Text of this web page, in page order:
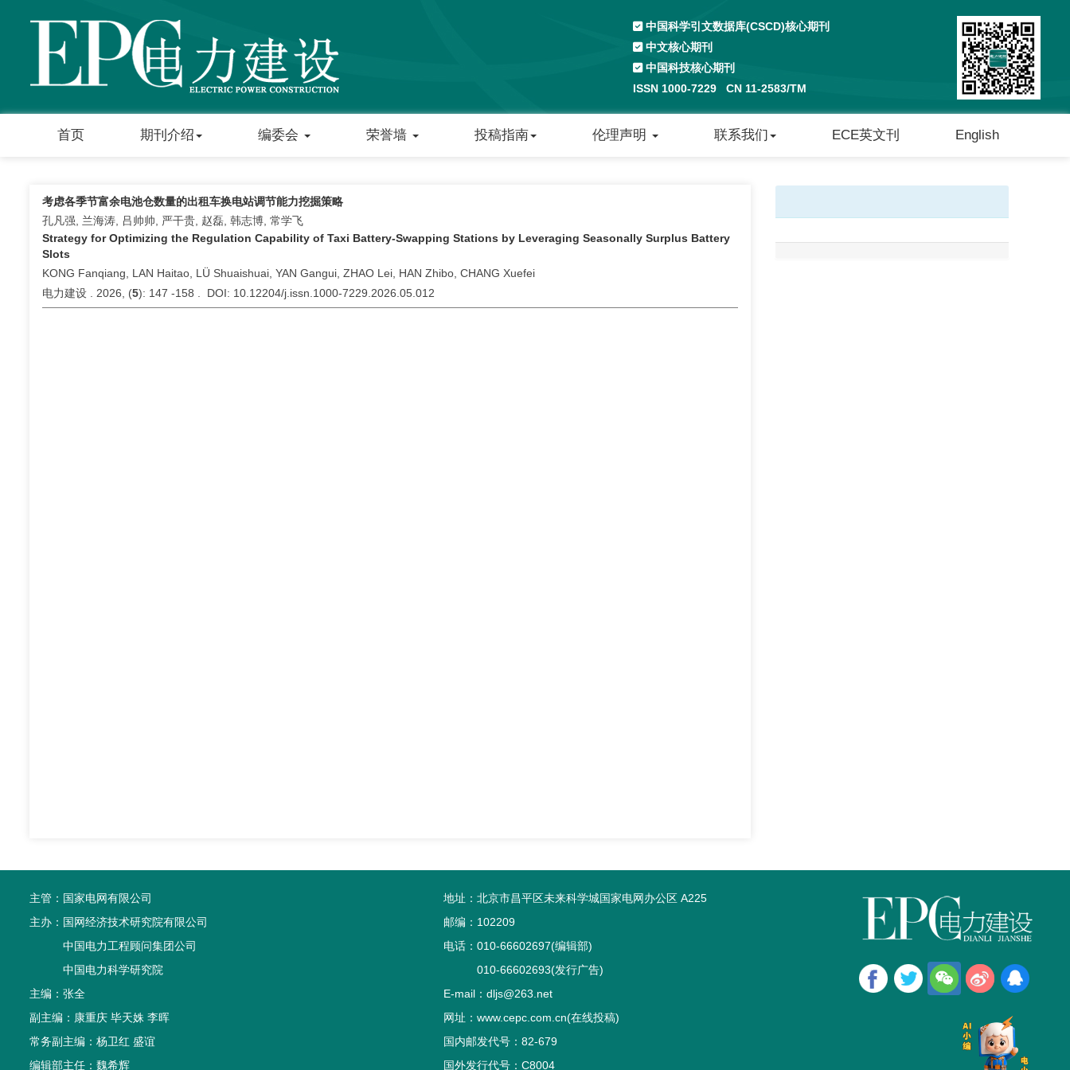
中国科学引文数据库(CSCD)核心期刊
中文核心期刊
中国科技核心期刊
ISSN 1000-7229 CN 11-2583/TM
首页 期刊介绍 编委会 荣誉墙 投稿指南 伦理声明 联系我们 ECE英文刊 English
考虑各季节富余电池仓数量的出租车换电站调节能力挖掘策略
孔凡强, 兰海涛, 吕帅帅, 严干贵, 赵磊, 韩志博, 常学飞
Strategy for Optimizing the Regulation Capability of Taxi Battery-Swapping Stations by Leveraging Seasonally Surplus Battery
Slots
KONG Fanqiang, LAN Haitao, LÜ Shuaishuai, YAN Gangui, ZHAO Lei, HAN Zhibo, CHANG Xuefei
电力建设 . 2026, (5): 147 -158 . DOI: 10.12204/j.issn.1000-7229.2026.05.012
主管： 国家电网有限公司
主办： 国网经济技术研究院有限公司
中国电力工程顾问集团公司
中国电力科学研究院
主编：张全
副主编：康重庆 毕天姝 李晖
常务副主编：杨卫红 盛谊
编辑部主任：魏希辉
地址：北京市昌平区未来科学城国家电网办公区 A225
邮编：102209
电话：010-66602697(编辑部)
010-66602693(发行广告)
E-mail：dljs@263.net
网址：www.cepc.com.cn(在线投稿)
国内邮发代号：82-679
国外发行代号：C8004